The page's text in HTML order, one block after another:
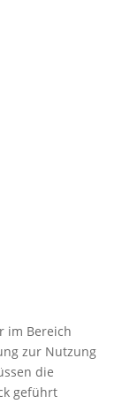
im Bereich
zur Nutzung
die
geführt